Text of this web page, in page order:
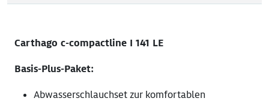
Carthago c-compactline I 141 LE
Basis-Plus-Paket:
Abwasserschlauchset zur komfortablen